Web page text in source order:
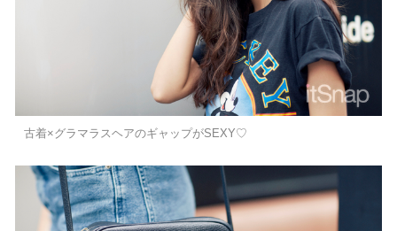
古着×グラマラスヘアのギャップがSEXY♡